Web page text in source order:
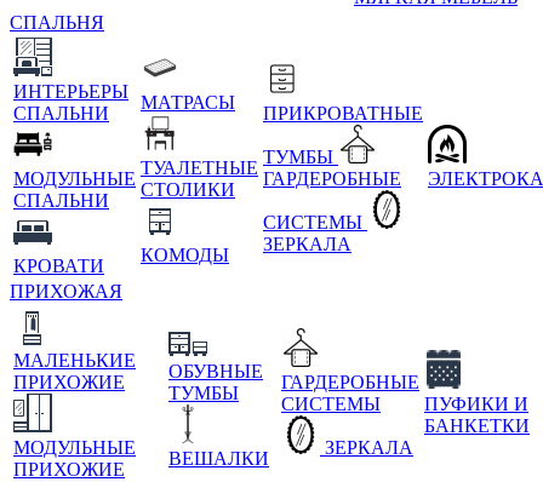
СПАЛЬНЯ
ИНТЕРЬЕРЫ
СПАЛЬНИ
МОДУЛЬНЫЕ
СПАЛЬНИ
КРОВАТИ
МАТРАСЫ
ТУАЛЕТНЫЕ
СТОЛИКИ
КОМОДЫ
ПРИКРОВАТНЫЕ
ТУМБЫ
ГАРДЕРОБНЫЕ
СИСТЕМЫ
ЗЕРКАЛА
ПРИХОЖАЯ
МАЛЕНЬКИЕ
ПРИХОЖИЕ
МОДУЛЬНЫЕ
ПРИХОЖИЕ
ОБУВНЫЕ
ТУМБЫ
ВЕШАЛКИ
ГАРДЕРОБНЫЕ
СИСТЕМЫ
ЗЕРКАЛА
ПУФИКИ И
БАНКЕТКИ